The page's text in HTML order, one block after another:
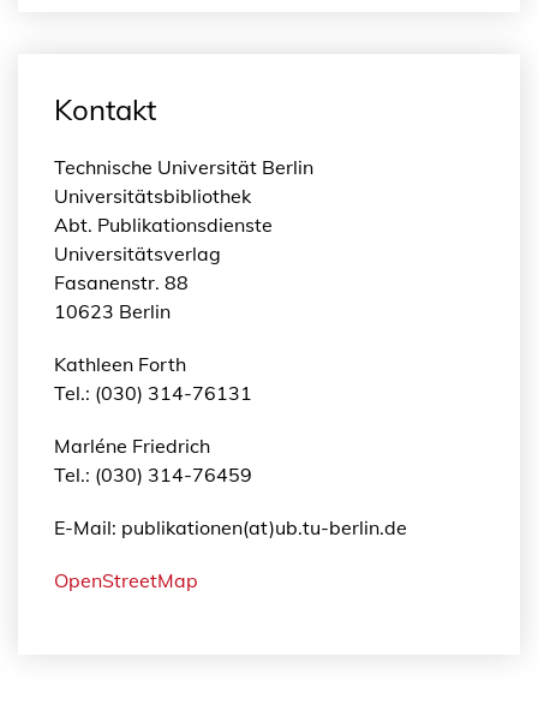
Kontakt
Technische Universität Berlin
Universitätsbibliothek
Abt. Publikationsdienste
Universitätsverlag
Fasanenstr. 88
10623 Berlin
Kathleen Forth
Tel.: (030) 314-76131
Marléne Friedrich
Tel.: (030) 314-76459
E-Mail: publikationen(at)ub.tu-berlin.de
OpenStreetMap